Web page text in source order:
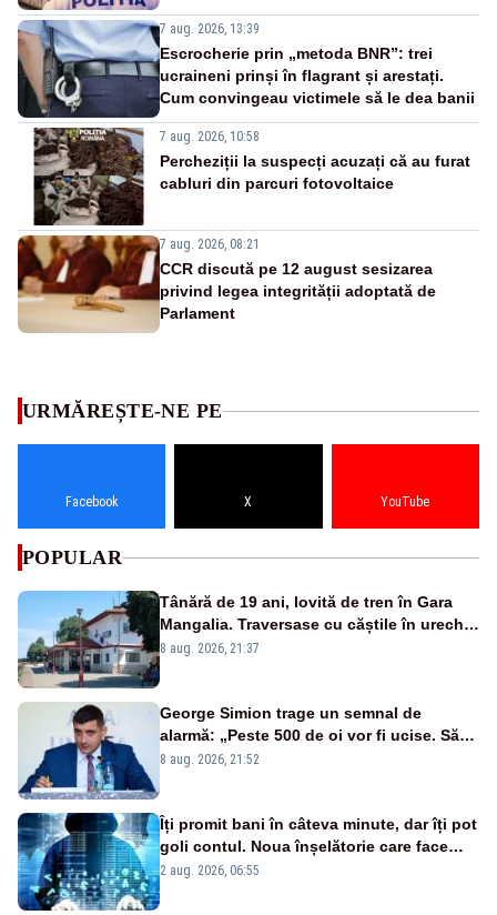
7 aug. 2026, 13:39
Escrocherie prin „metoda BNR”: trei
ucraineni prinși în flagrant și arestați.
Cum convingeau victimele să le dea banii
7 aug. 2026, 10:58
Percheziții la suspecți acuzați că au furat
cabluri din parcuri fotovoltaice
7 aug. 2026, 08:21
CCR discută pe 12 august sesizarea
privind legea integrității adoptată de
Parlament
URMĂREȘTE-NE PE
Facebook X YouTube
POPULAR
Tânără de 19 ani, lovită de tren în Gara
Mangalia. Traversase cu căștile în urechi
liniile printr-un loc nepermis
8 aug. 2026, 21:37
George Simion trage un semnal de
alarmă: „Peste 500 de oi vor fi ucise. Să
vedem dacă ciobanii vor fi despăgubiți”
8 aug. 2026, 21:52
Îți promit bani în câteva minute, dar îți pot
goli contul. Noua înșelătorie care face
victime pe Facebook și WhatsApp
2 aug. 2026, 06:55